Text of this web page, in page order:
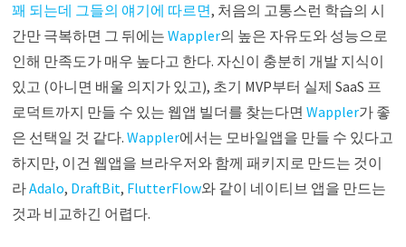
꽤 되는데 그들의 얘기에 따르면, 처음의 고통스런 학습의 시
간만 극복하면 그 뒤에는Wappler의 높은 자유도와 성능으로
인해 만족도가 매우 높다고 한다. 자신이 충분히 개발 지식이
있고 (아니면 배울 의지가 있고), 초기 MVP부터 실제 SaaS 프
로덕트까지 만들 수 있는 웹앱 빌더를 찾는다면Wappler가 좋
은 선택일 것 같다.Wappler에서는 모바일앱을 만들 수 있다고
하지만, 이건 웹앱을 브라우저와 함께 패키지로 만드는 것이
라Adalo, DraftBit, FlutterFlow와 같이 네이티브 앱을 만드는
것과 비교하긴 어렵다.